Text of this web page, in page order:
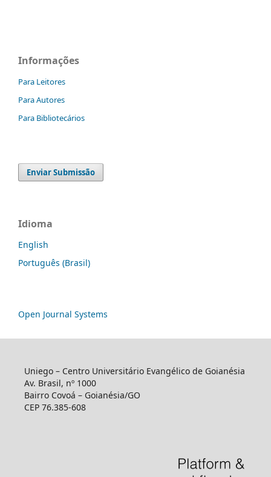
Informações
Para Leitores
Para Autores
Para Bibliotecários
Enviar Submissão
Idioma
English
Português (Brasil)
Open Journal Systems
Uniego – Centro Universitário Evangélico de Goianésia
Av. Brasil, nº 1000
Bairro Covoá – Goianésia/GO
CEP 76.385-608